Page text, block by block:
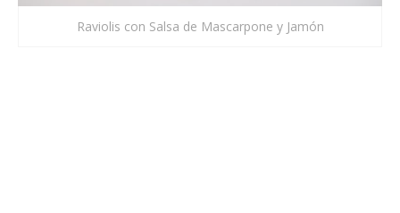
Raviolis con Salsa de Mascarpone y Jamón